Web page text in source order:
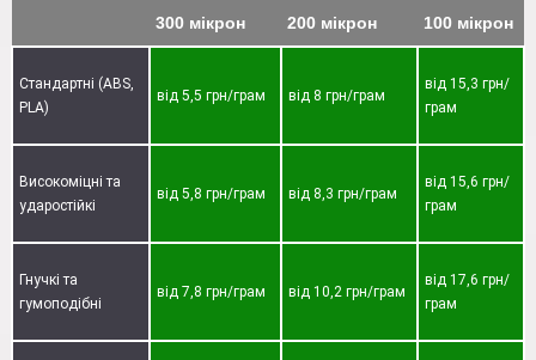
300 мікрон
200 мікрон
100 мікрон
Стандартні (ABS,
PLA)
від 5,5 грн/грам від 8 грн/грам
від 15,3 грн/
грам
Високоміцні та
ударостійкі
від 5,8 грн/грам від 8,3 грн/грам
від 15,6 грн/
грам
Гнучкі та
гумоподібні
від 7,8 грн/грам від 10,2 грн/грам
від 17,6 грн/
грам